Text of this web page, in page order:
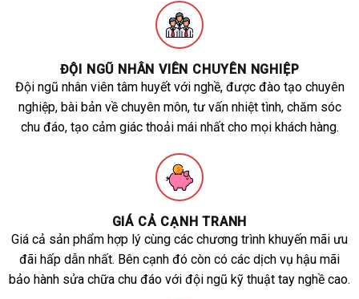
ĐỘI NGŨ NHÂN VIÊN CHUYÊN NGHIỆP
Đội ngũ nhân viên tâm huyết với nghề, được đào tạo chuyên
nghiệp, bài bản về chuyên môn, tư vấn nhiệt tình, chăm sóc
chu đáo, tạo cảm giác thoải mái nhất cho mọi khách hàng.
GIÁ CẢ CẠNH TRANH
Giá cả sản phẩm hợp lý cùng các chương trình khuyến mãi ưu
đãi hấp dẫn nhất. Bên cạnh đó còn có các dịch vụ hậu mãi
bảo hành sửa chữa chu đáo với đội ngũ kỹ thuật tay nghề cao.